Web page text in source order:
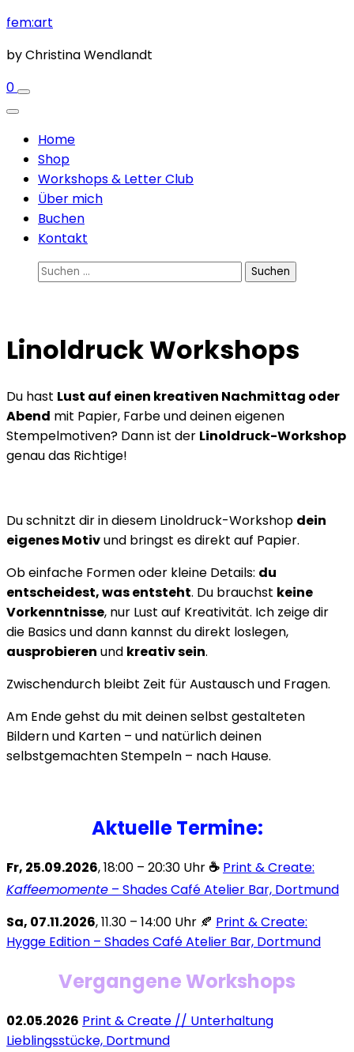
Zum
springen
(Enter
fem:art
by Christina Wendlandt
0
Home
Shop
Workshops & Letter Club
Über mich
Buchen
Kontakt
Suchen
Linoldruck Workshops
Du hast Lust auf einen kreativen Nachmittag oder
Abend mit Papier, Farbe und deinen eigenen
Stempelmotiven? Dann ist der Linoldruck-Workshop
genau das Richtige!
Du schnitzt dir in diesem Linoldruck-Workshop dein
eigenes Motivund bringst es direkt auf Papier.
Ob einfache Formen oder kleine Details: du
entscheidest, was entsteht. Du brauchst keine
Vorkenntnisse, nur Lust auf Kreativität. Ich zeige dir
die Basics und dann kannst du direkt loslegen,
ausprobieren und kreativ sein.
Zwischendurch bleibt Zeit für Austausch und Fragen.
Am Ende gehst du mit deinen selbst gestalteten
Bildern und Karten – und natürlich deinen
selbstgemachten Stempeln – nach Hause.
Aktuelle Termine:
Fr, 25.09.2026, 18:00 – 20:30 Uhr ☕ Print & Create:
Kaffeemomente – Shades Café Atelier Bar, Dortmund
Sa, 07.11.2026, 11.30 – 14:00 Uhr 🍂 Print & Create:
Hygge Edition – Shades Café Atelier Bar, Dortmund
Vergangene Workshops
02.05.2026 Print & Create // Unterhaltung
Lieblingsstücke, Dortmund